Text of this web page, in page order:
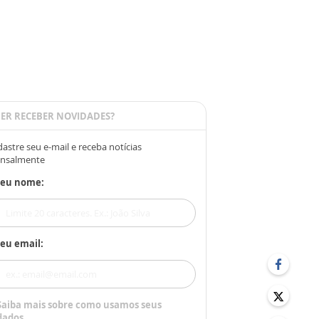
RECEBER NOVIDADES?
seu e-mail e receba notícias
nome:
email:
mais sobre como usamos seus